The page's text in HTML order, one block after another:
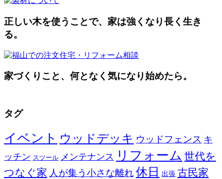
正しい木を使うことで、家は強くなり長く生き
る。
家づくりこと、何となく気になり始めたら。
タグ
イベント ウッドデッキ ウッドフェンス キ
ッチン スツール メンテナンス リフォーム 世代を
つなぐ家 人が集う小さな離れ休日 出張 古民家